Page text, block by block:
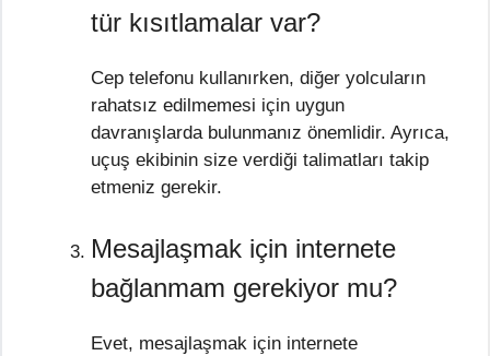
tür kısıtlamalar var?
Cep telefonu kullanırken, diğer yolcuların
rahatsız edilmemesi için uygun
davranışlarda bulunmanız önemlidir. Ayrıca,
uçuş ekibinin size verdiği talimatları takip
etmeniz gerekir.
Mesajlaşmak için internete
bağlanmam gerekiyor mu?
Evet, mesajlaşmak için internete